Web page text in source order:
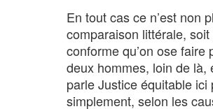
En tout cas ce n’est non
comparaison littérale,
conforme qu’on ose faire
deux hommes, loin de là,
parle Justice équitable ici
simplement, selon les